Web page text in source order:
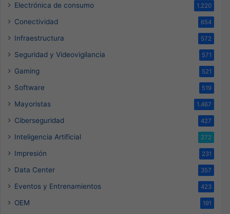
Electrónica de consumo 1.220
Conectividad 654
Infraestructura 572
Seguridad y Videovigilancia 571
Gaming 521
Software 519
Mayoristas 1.467
Ciberseguridad 427
Inteligencia Artificial 272
Impresión 231
Data Center 357
Eventos y Entrenamientos 423
OEM 191